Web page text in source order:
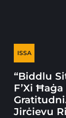
ISSA
“Biddlu
F’Xi
Jirċievu